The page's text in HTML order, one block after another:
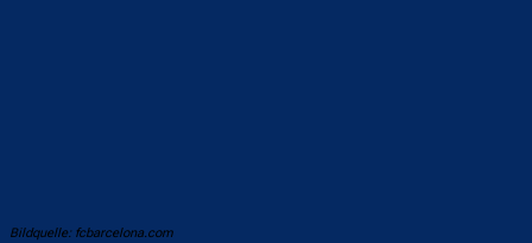
Bildquelle: fcbarcelona.com